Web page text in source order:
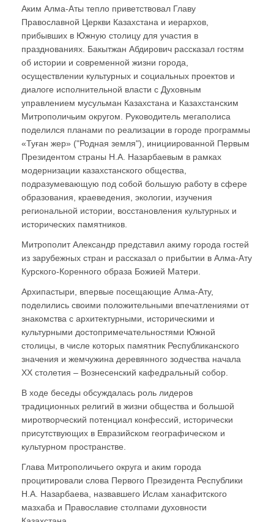
Аким Алма-Аты тепло приветствовал Главу
Православной Церкви Казахстана и иерархов,
прибывших в Южную столицу для участия в
празднованиях. Бакытжан Абдирович рассказал гостям
об истории и современной жизни города,
осуществлении культурных и социальных проектов и
диалоге исполнительной власти с Духовным
управлением мусульман Казахстана и Казахстанским
Митрополичьим округом. Руководитель мегаполиса
поделился планами по реализации в городе программы
«Туған жер» ("Родная земля"), инициированной Первым
Президентом страны Н.А. Назарбаевым в рамках
модернизации казахстанского общества,
подразумевающую под собой большую работу в сфере
образования, краеведения, экологии, изучения
региональной истории, восстановления культурных и
исторических памятников.
Митрополит Александр представил акиму города гостей
из зарубежных стран и рассказал о прибытии в Алма-Ату
Курского-Коренного образа Божией Матери.
Архипастыри, впервые посещающие Алма-Ату,
поделились своими положительными впечатлениями от
знакомства с архитектурными, историческими и
культурными достопримечательностями Южной
столицы, в числе которых памятник Республиканского
значения и жемчужина деревянного зодчества начала
ХХ столетия – Вознесенский кафедральный собор.
В ходе беседы обсуждалась роль лидеров
традиционных религий в жизни общества и большой
миротворческий потенциал конфессий, исторически
присутствующих в Евразийском географическом и
культурном пространстве.
Глава Митрополичьего округа и аким города
процитировали слова Первого Президента Республики
Н.А. Назарбаева, назвавшего Ислам ханафитского
мазхаба и Православие столпами духовности